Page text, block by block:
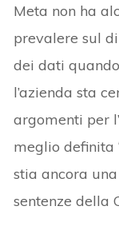
Meta non ha
prevalere sul
dei dati
l’azienda sta
argomenti per
meglio definita
stia ancora
sentenze della